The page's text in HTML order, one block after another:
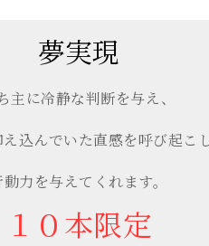
夢実現
主に冷静な判断を与え、
え込んでいた直感を呼び起こ
力を与えてくれます。
１０本限定